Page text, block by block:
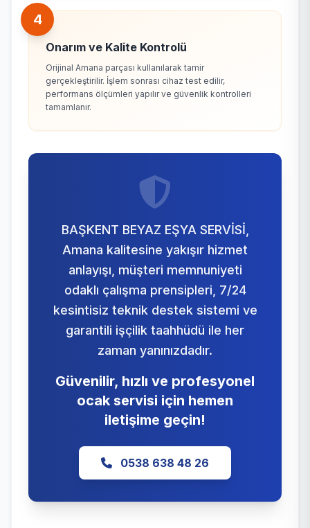
4
Onarım ve Kalite Kontrolü
Orijinal Amana parçası kullanılarak tamir
gerçekleştirilir. İşlem sonrası cihaz test edilir,
performans ölçümleri yapılır ve güvenlik kontrolleri
tamamlanır.
BAŞKENT BEYAZ EŞYA SERVİSİ,
Amana kalitesine yakışır hizmet
anlayışı, müşteri memnuniyeti
odaklı çalışma prensipleri, 7/24
kesintisiz teknik destek sistemi ve
garantili işçilik taahhüdü ile her
zaman yanınızdadır.
Güvenilir, hızlı ve profesyonel
ocak servisi için hemen
iletişime geçin!
0538 638 48 26